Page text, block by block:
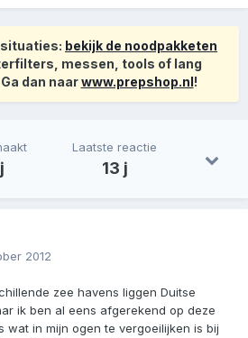
bekijk de noodpakketen
messen, tools of lang
dan naarwww.prepshop.nl!
Laatste reactie
13 j
2012
zee havens liggen Duitse
ik ben al eens afgerekend op deze
wat in mijn ogen te vergoeilijken is bij